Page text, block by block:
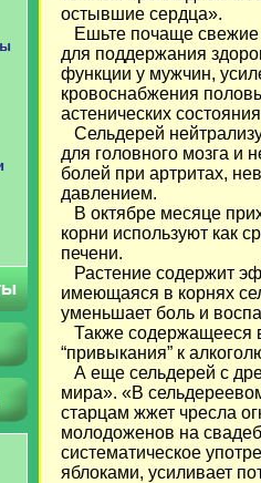
остывшие сердца».
Ешьте почаще свежие
для поддержания
функции у мужчин,
кровоснабжения
астенических
Сельдерей
для головного мозга и
болей при артритах,
давлением.
В октябре месяце
корни используют как
печени.
Растение содержит
имеющаяся в корнях
уменьшает боль и
Также содержащееся
“привыкания” к
А еще сельдерей с
мира». «В
старцам жжет чресла
молодоженов на
систематическое
яблоками, усиливает